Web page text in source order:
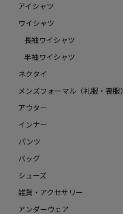
アイシャツ
ワイシャツ
長袖ワイシャツ
半袖ワイシャツ
ネクタイ
メンズフォーマル（礼服・喪服）
アウター
インナー
パンツ
バッグ
シューズ
雑貨・アクセサリー
アンダーウェア